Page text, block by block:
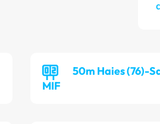
50m Haies (76)-
MIF